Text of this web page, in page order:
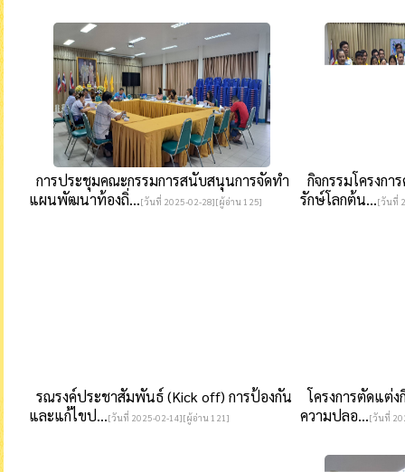
การประชุมคณะกรรมการสนับสนุนการจัดทำ
แผนพัฒนาท้องถิ่...[วันที่ 2025-02-28][ผู้อ่าน 125]
กิจกรรมโครงกา
รักษ์โลกต้น...[วันที่
รณรงค์ประชาสัมพันธ์ (Kick off) การป้องกัน
และแก้ไขป...[วันที่ 2025-02-14][ผู้อ่าน 121]
โครงการตัดแต่
ความปลอ...[วันที่